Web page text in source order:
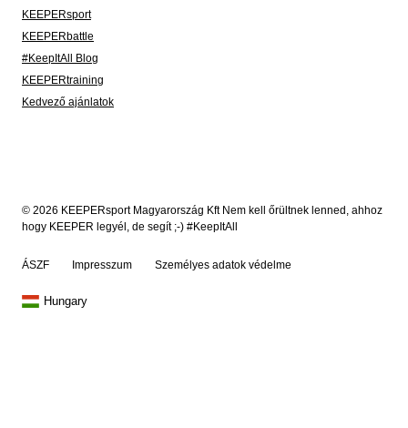
KEEPERsport
KEEPERbattle
#KeepItAll Blog
KEEPERtraining
Kedvező ajánlatok
© 2026 KEEPERsport Magyarország Kft Nem kell őrültnek lenned, ahhoz
hogy KEEPER legyél, de segít ;-) #KeepItAll
ÁSZF Impresszum Személyes adatok védelme
Hungary